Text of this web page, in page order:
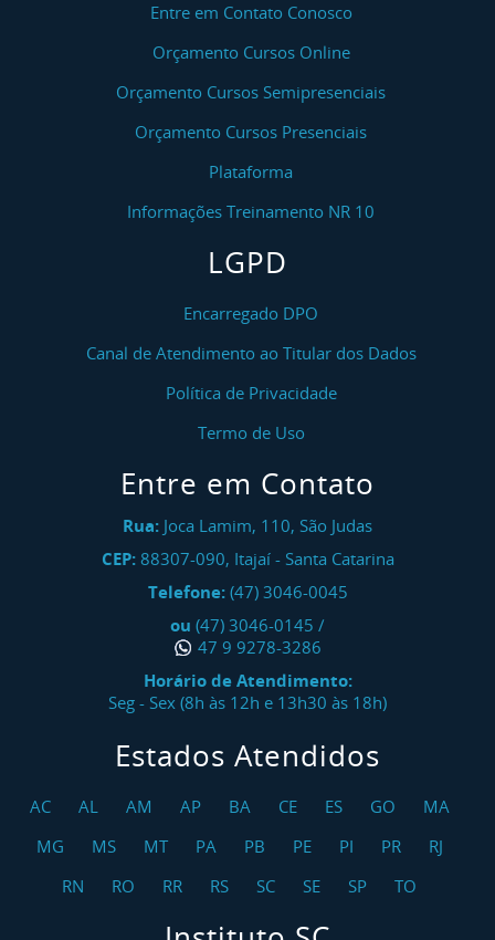
Entre em Contato Conosco
Orçamento Cursos Online
Orçamento Cursos Semipresenciais
Orçamento Cursos Presenciais
Plataforma
Informações Treinamento NR 10
LGPD
Encarregado DPO
Canal de Atendimento ao Titular dos Dados
Política de Privacidade
Termo de Uso
Entre em Contato
Rua: Joca Lamim, 110, São Judas
CEP: 88307-090, Itajaí- Santa Catarina
Telefone: (47) 3046-0045
ou (47) 3046-0145 /
47 9 9278-3286
Horário de Atendimento:
Seg - Sex (8h às 12h e 13h30 às 18h)
Estados Atendidos
AC AL AM AP BA CE ES GO
MA
MG
MS MT PA PB PE PI PR
RJ
RN
RO RR RS SC SE SP TO